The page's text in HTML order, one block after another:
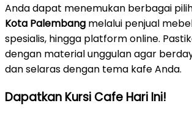
Anda dapat menemukan berbagai
Kota Palembang melalui penjual
spesialis, hingga platform online.
dengan material unggulan agar
dan selaras dengan tema kafe Anda.
Dapatkan Kursi Cafe Hari Ini!